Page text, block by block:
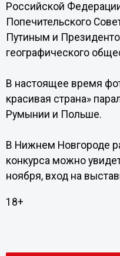
Российской
Попечительского
Путиным и
географического
В настоящее время
красивая страна»
Румынии и Польше.
В Нижнем Новгороде
конкурса можно
ноября, вход на
18+